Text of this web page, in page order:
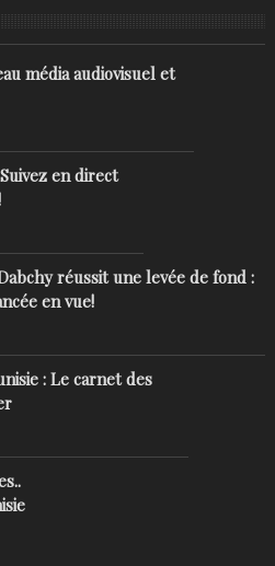
média audiovisuel et
en direct
réussit une levée de fond :
en vue!
: Le carnet des